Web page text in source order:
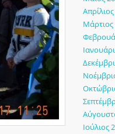
Μάρτιος
Ιούλιος